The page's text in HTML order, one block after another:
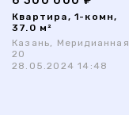
Квартира, 1-комн,
37.0 м²
Казань, Меридианная
20
28.05.2024 14:48